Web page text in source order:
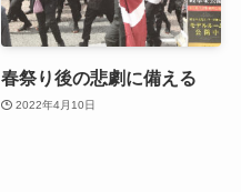
春祭り後の悲劇に備える
2022年4月10日